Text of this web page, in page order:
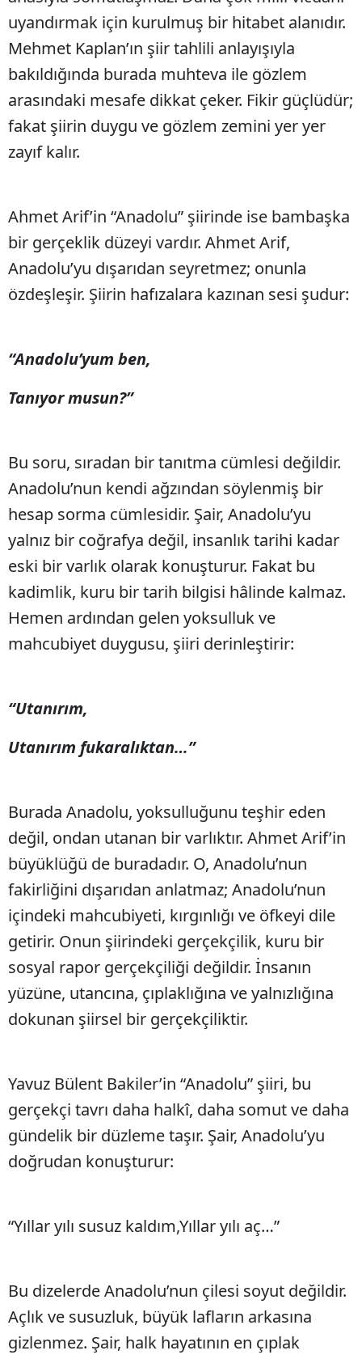
uyandırmak için kurulmuş bir hitabet alanıdır.
Mehmet Kaplan’ın şiir tahlili anlayışıyla
bakıldığında burada muhteva ile gözlem
arasındaki mesafe dikkat çeker. Fikir güçlüdür;
fakat şiirin duygu ve gözlem zemini yer yer
zayıf kalır.
Ahmet Arif’in “Anadolu” şiirinde ise bambaşka
bir gerçeklik düzeyi vardır. Ahmet Arif,
Anadolu’yu dışarıdan seyretmez; onunla
özdeşleşir. Şiirin hafızalara kazınan sesi şudur:
“Anadolu’yum ben,
Tanıyor musun?”
Bu soru, sıradan bir tanıtma cümlesi değildir.
Anadolu’nun kendi ağzından söylenmiş bir
hesap sorma cümlesidir. Şair, Anadolu’yu
yalnız bir coğrafya değil, insanlık tarihi kadar
eski bir varlık olarak konuşturur. Fakat bu
kadimlik, kuru bir tarih bilgisi hâlinde kalmaz.
Hemen ardından gelen yoksulluk ve
mahcubiyet duygusu, şiiri derinleştirir:
“Utanırım,
Utanırım fukaralıktan…”
Burada Anadolu, yoksulluğunu teşhir eden
değil, ondan utanan bir varlıktır. Ahmet Arif’in
büyüklüğü de buradadır. O, Anadolu’nun
fakirliğini dışarıdan anlatmaz; Anadolu’nun
içindeki mahcubiyeti, kırgınlığı ve öfkeyi dile
getirir. Onun şiirindeki gerçekçilik, kuru bir
sosyal rapor gerçekçiliği değildir. İnsanın
yüzüne, utancına, çıplaklığına ve yalnızlığına
dokunan şiirsel bir gerçekçiliktir.
Yavuz Bülent Bakiler’in “Anadolu” şiiri, bu
gerçekçi tavrı daha halkî, daha somut ve daha
gündelik bir düzleme taşır. Şair, Anadolu’yu
doğrudan konuşturur:
“Yıllar yılı susuz kaldım,Yıllar yılı aç…”
Bu dizelerde Anadolu’nun çilesi soyut değildir.
Açlık ve susuzluk, büyük lafların arkasına
gizlenmez. Şair, halk hayatının en çıplak